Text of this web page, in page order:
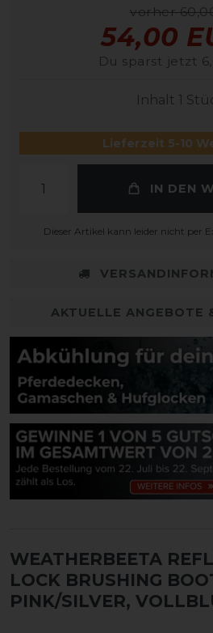
vorher
54,00
Du sparst jetzt
Inhalt 1
Lieferzeit 5-10
IN DEN
Dieser Artikel kann leider nicht per
AKTUELLE ANGEBOTE
WEATHERBEETA
LOCK BRUSHING
PINK/SILVER,